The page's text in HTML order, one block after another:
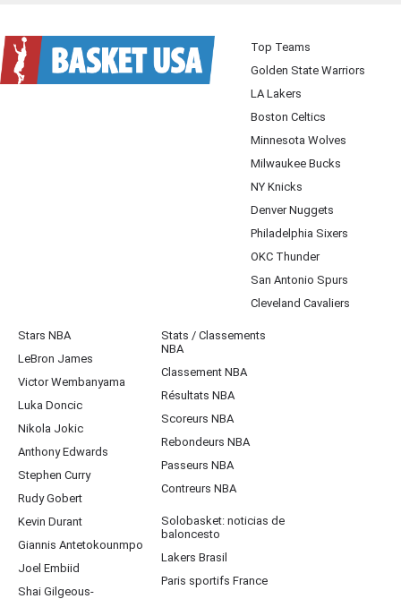
Top Teams
Golden State Warriors
LA Lakers
Boston Celtics
Minnesota Wolves
Milwaukee Bucks
NY Knicks
Denver Nuggets
Philadelphia Sixers
OKC Thunder
San Antonio Spurs
Cleveland Cavaliers
Stars NBA
LeBron James
Victor Wembanyama
Luka Doncic
Nikola Jokic
Anthony Edwards
Stephen Curry
Rudy Gobert
Kevin Durant
Giannis Antetokounmpo
Joel Embiid
Shai Gilgeous-
Stats / Classements
NBA
Classement NBA
Résultats NBA
Scoreurs NBA
Rebondeurs NBA
Passeurs NBA
Contreurs NBA
Solobasket: noticias de
baloncesto
Lakers Brasil
Paris sportifs France